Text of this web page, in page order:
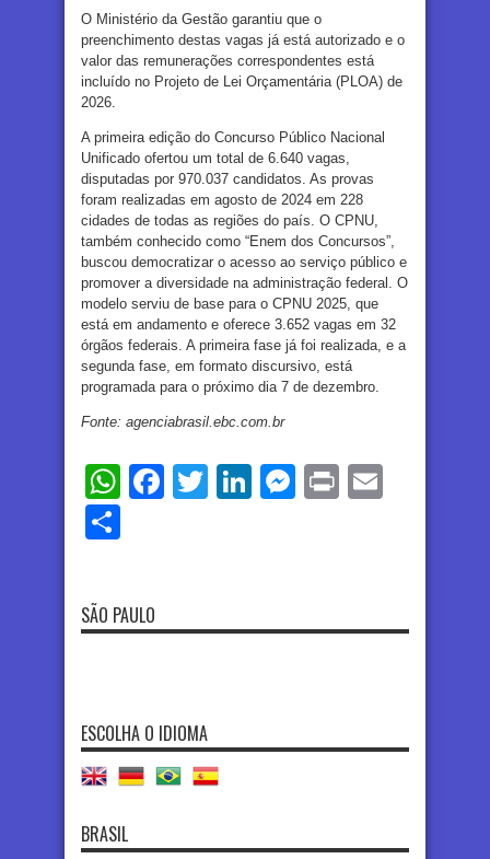
O Ministério da Gestão garantiu que o
preenchimento destas vagas já está autorizado e o
valor das remunerações correspondentes está
incluído no Projeto de Lei Orçamentária (PLOA) de
2026.
A primeira edição do Concurso Público Nacional
Unificado ofertou um total de 6.640 vagas,
disputadas por 970.037 candidatos. As provas
foram realizadas em agosto de 2024 em 228
cidades de todas as regiões do país. O CPNU,
também conhecido como “Enem dos Concursos”,
buscou democratizar o acesso ao serviço público e
promover a diversidade na administração federal. O
modelo serviu de base para o CPNU 2025, que
está em andamento e oferece 3.652 vagas em 32
órgãos federais. A primeira fase já foi realizada, e a
segunda fase, em formato discursivo, está
programada para o próximo dia 7 de dezembro.
Fonte: agenciabrasil.ebc.com.br
WhatsApp
Facebook
TwitterLinkedIn
Messenger
Print
SÃO PAULO
ESCOLHA O IDIOMA
BRASIL